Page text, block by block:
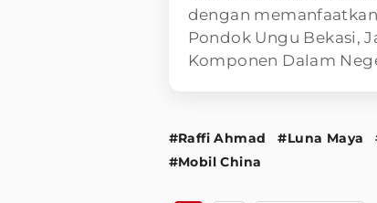
dengan
Pondok Ungu Bekasi,
Komponen Dalam
#Raffi Ahmad #Luna Maya
#Mobil China